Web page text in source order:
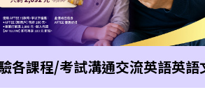
各課程/考試溝通交流英語英語